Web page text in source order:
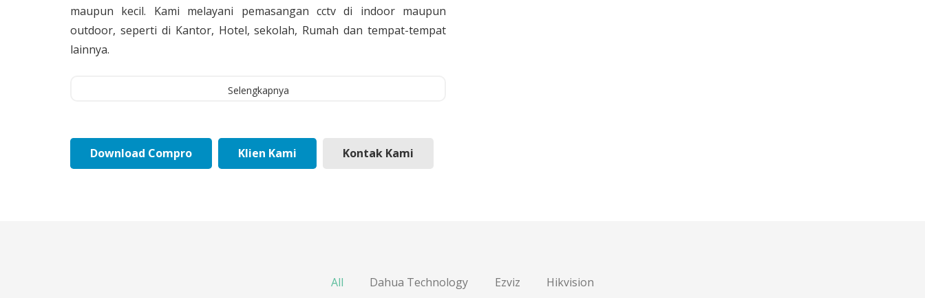
maupun kecil. Kami melayani pemasangan cctv di indoor maupun
outdoor, seperti di Kantor, Hotel, sekolah, Rumah dan tempat-tempat
lainnya.
Selengkapnya
Download Compro Klien Kami Kontak Kami
All Dahua Technology Ezviz Hikvision